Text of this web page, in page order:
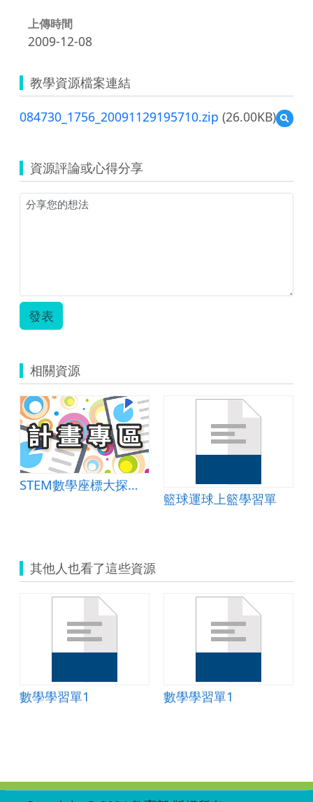
上傳時間
2009-12-08
教學資源檔案連結
084730_1756_20091129195710.zip (26.00KB)
預
覽
資源評論或心得分享
發表
相關資源
STEM數學座標大探索-融合科技與工程的數學課
籃球運球上籃學習單
其他人也看了這些資源
數學學習單1 數學學習單1